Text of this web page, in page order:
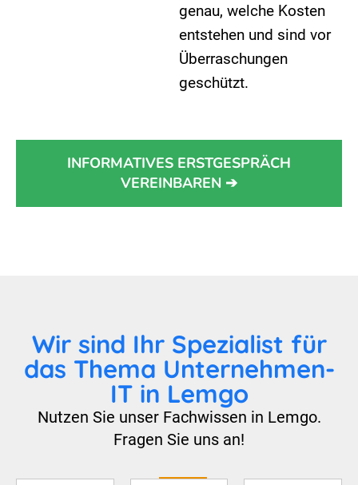
genau, welche Kosten
entstehen und sind vor
Überraschungen
geschützt.
INFORMATIVES ERSTGESPRÄCH
VEREINBAREN ➔
Wir sind Ihr Spezialist für
das Thema Unternehmen-
IT in Lemgo
Nutzen Sie unser Fachwissen in Lemgo.
Fragen Sie uns an!